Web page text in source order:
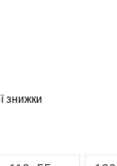
знижки